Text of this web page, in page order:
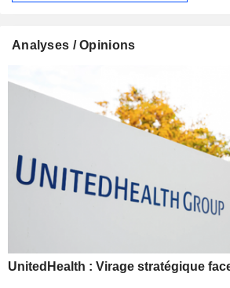
Analyses / Opinions
UnitedHealth : Virage stratégique